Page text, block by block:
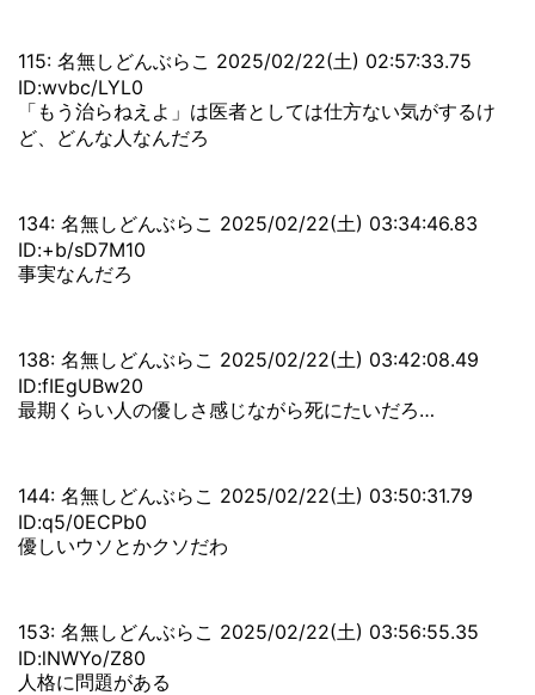
115: 名無しどんぶらこ 2025/02/22(土) 02:57:33.75
ID:wvbc/LYL0
「もう治らねえよ」は医者としては仕方ない気がするけ
ど、どんな人なんだろ
134: 名無しどんぶらこ 2025/02/22(土) 03:34:46.83
ID:+b/sD7M10
事実なんだろ
138: 名無しどんぶらこ 2025/02/22(土) 03:42:08.49
ID:fIEgUBw20
最期くらい人の優しさ感じながら死にたいだろ…
144: 名無しどんぶらこ 2025/02/22(土) 03:50:31.79
ID:q5/0ECPb0
優しいウソとかクソだわ
153: 名無しどんぶらこ 2025/02/22(土) 03:56:55.35
ID:lNWYo/Z80
人格に問題がある